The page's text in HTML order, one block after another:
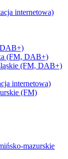
internetowa)
(FM, DAB+)
(FM, DAB+)
internetowa)
(FM)
mazurskie